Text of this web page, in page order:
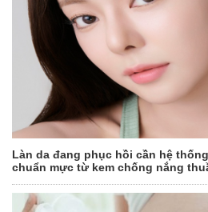
Làn da đang phục hồi cần hệ
chuẩn mực từ kem chống nắng